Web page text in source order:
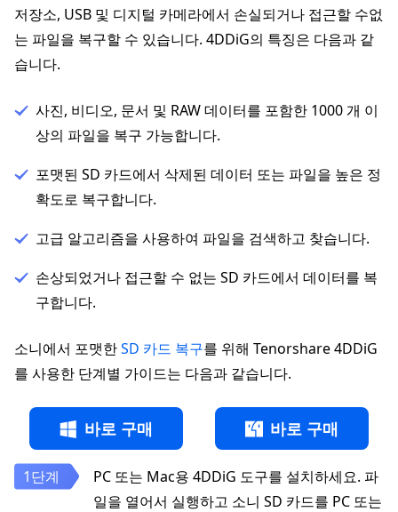
저장소, USB 및 디지털 카메라에서 손실되거나 접근할 수없
는 파일을 복구할 수 있습니다. 4DDiG의 특징은 다음과 같
습니다.
사진, 비디오, 문서 및 RAW 데이터를 포함한 1000 개 이
상의 파일을 복구 가능합니다.
포맷된 SD 카드에서 삭제된 데이터 또는 파일을 높은 정
확도로 복구합니다.
고급 알고리즘을 사용하여 파일을 검색하고 찾습니다.
손상되었거나 접근할 수 없는 SD 카드에서 데이터를 복
구합니다.
소니에서 포맷한SD 카드 복구를 위해 Tenorshare 4DDiG
를 사용한 단계별 가이드는 다음과 같습니다.
바로 구매 바로 구매
PC 또는 Mac용 4DDiG 도구를 설치하세요. 파
일을 열어서 실행하고 소니 SD 카드를 PC 또는